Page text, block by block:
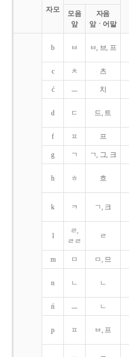
자모
모음
앞
자음
앞ㆍ어말
b ㅂ ㅂ, 브, 프
c ㅊ 츠
ć ㅡ 치
d ㄷ 드, 트
f ㅍ 프
g ㄱ ㄱ, 그, 크
h ㅎ 흐
k ㅋ ㄱ, 크
l
ㄹ,
ㄹㄹ
ㄹ
m ㅁ ㅁ, 므
n ㄴ ㄴ
ń ㅡ ㄴ
p ㅍ ㅂ, 프